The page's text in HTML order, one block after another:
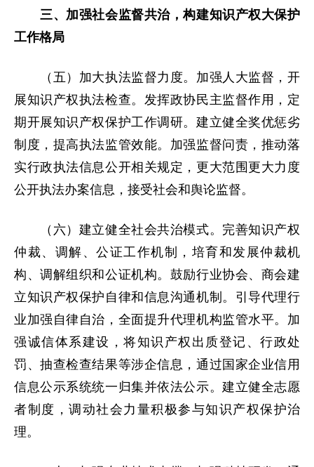
三、加强社会监督共治，构建知识产权大保护
工作格局
（五）加大执法监督力度。加强人大监督，开
展知识产权执法检查。发挥政协民主监督作用，定
期开展知识产权保护工作调研。建立健全奖优惩劣
制度，提高执法监管效能。加强监督问责，推动落
实行政执法信息公开相关规定，更大范围更大力度
公开执法办案信息，接受社会和舆论监督。
（六）建立健全社会共治模式。完善知识产权
仲裁、调解、公证工作机制，培育和发展仲裁机
构、调解组织和公证机构。鼓励行业协会、商会建
立知识产权保护自律和信息沟通机制。引导代理行
业加强自律自治，全面提升代理机构监管水平。加
强诚信体系建设，将知识产权出质登记、行政处
罚、抽查检查结果等涉企信息，通过国家企业信用
信息公示系统统一归集并依法公示。建立健全志愿
者制度，调动社会力量积极参与知识产权保护治
理。